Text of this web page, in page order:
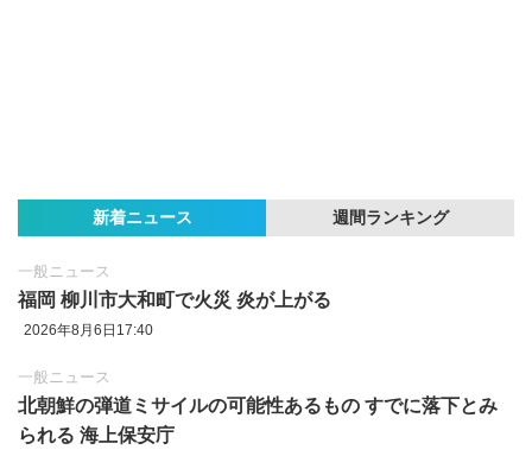
新着ニュース 週間ランキング
一般ニュース
福岡 柳川市大和町で火災 炎が上がる
2026年8月6日17:40
一般ニュース
北朝鮮の弾道ミサイルの可能性あるもの すでに落下とみ
られる 海上保安庁